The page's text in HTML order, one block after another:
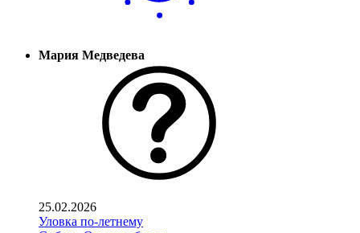
Мария Медведева
25.02.2026
Уловка по-летнему